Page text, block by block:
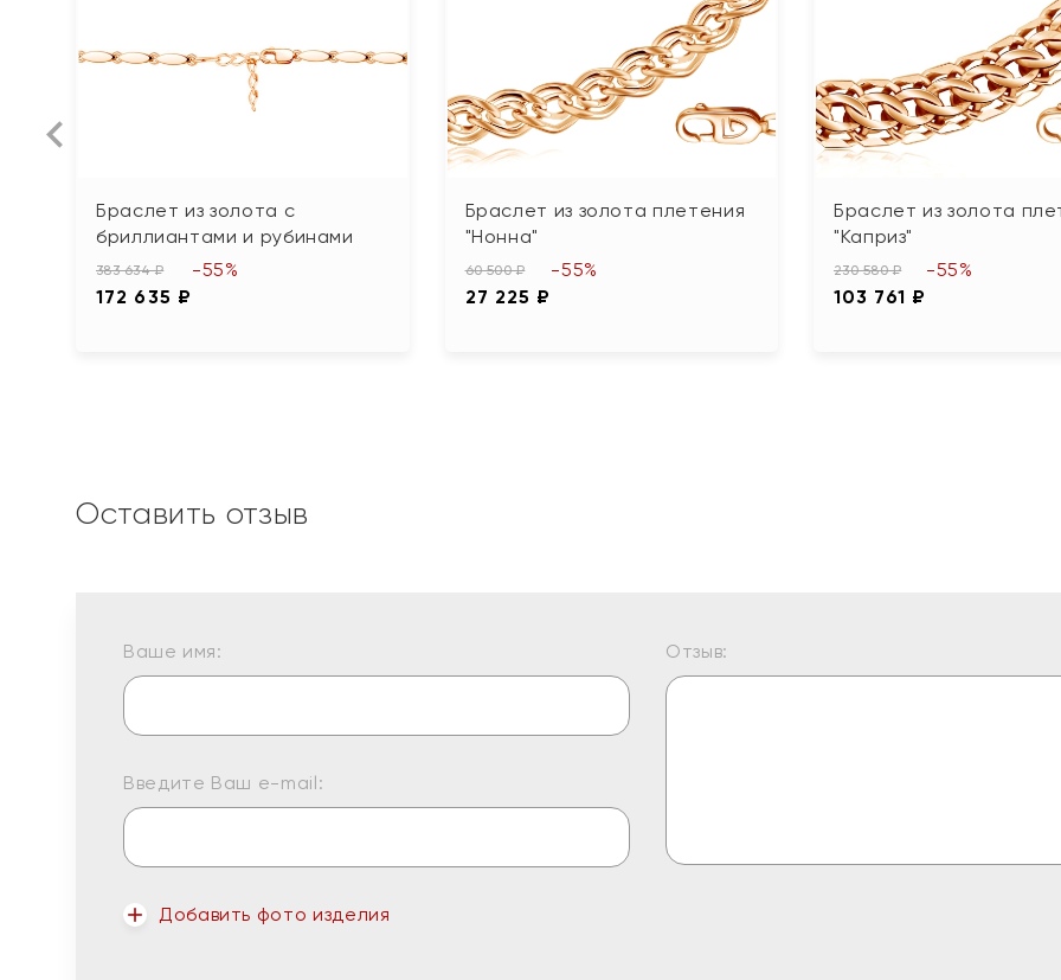
Браслет из золота с
бриллиантами и рубинами
383 634 ₽
172 635 ₽
-55%
Браслет из золота плетения
"Нонна"
60 500 ₽
27 225 ₽
-55%
Браслет из золота
"Каприз"
230 580 ₽
103 761 ₽
-55%
Оставить отзыв
Ваше имя:
Введите Ваш e-mail:
Добавить фото изделия
Отзыв: